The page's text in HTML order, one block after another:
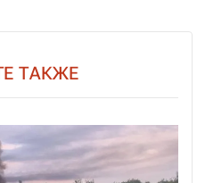
ТАКЖЕ